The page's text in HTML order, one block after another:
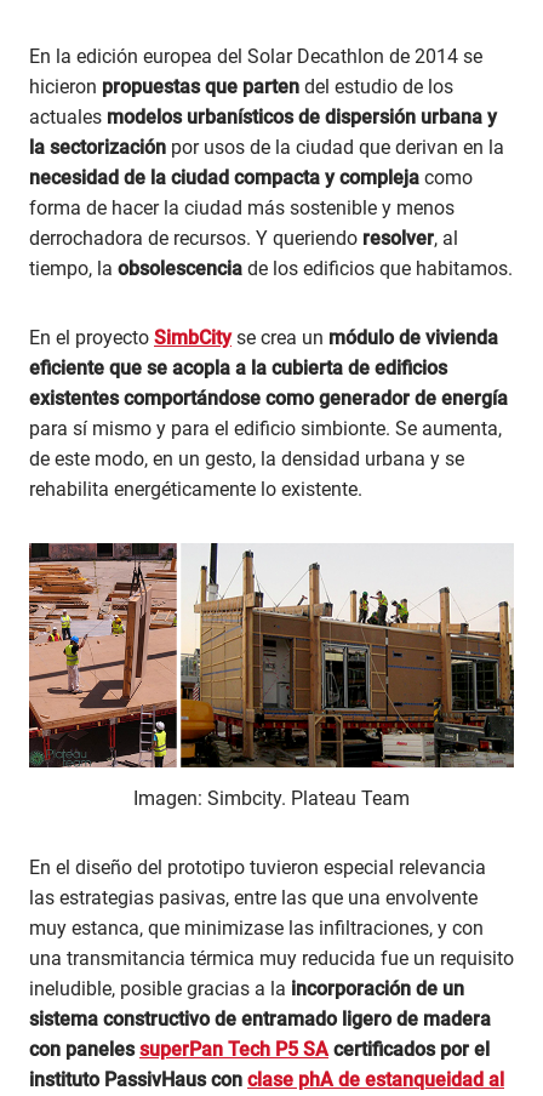
En la edición europea del Solar Decathlon de 2014 se
hicieron propuestas que parten del estudio de los
actuales modelos urbanísticos de dispersión urbana y
la sectorización por usos de la ciudad que derivan en la
necesidad de la ciudad compacta y compleja como
forma de hacer la ciudad más sostenible y menos
derrochadora de recursos. Y queriendo resolver, al
tiempo, la obsolescencia de los edificios que habitamos.
En el proyecto SimbCityse crea un módulo de vivienda
eficiente que se acopla a la cubierta de edificios
existentes comportándose como generador de energía
para sí mismo y para el edificio simbionte. Se aumenta,
de este modo, en un gesto, la densidad urbana y se
rehabilita energéticamente lo existente.
Imagen: Simbcity. Plateau Team
En el diseño del prototipo tuvieron especial relevancia
las estrategias pasivas, entre las que una envolvente
muy estanca, que minimizase las infiltraciones, y con
una transmitancia térmica muy reducida fue un requisito
ineludible, posible gracias a la incorporación de un
sistema constructivo de entramado ligero de madera
con panelessuperPan Tech P5 SA certificados por el
instituto PassivHaus con clase phA de estanqueidad al